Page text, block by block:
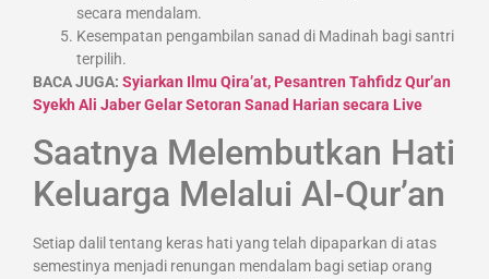
secara mendalam.
Kesempatan pengambilan sanad di Madinah bagi santri
terpilih.
BACA JUGA: Syiarkan Ilmu Qira’at, Pesantren Tahfidz Qur’an
Syekh Ali Jaber Gelar Setoran Sanad Harian secara Live
Saatnya Melembutkan Hati
Keluarga Melalui Al-Qur’an
Setiap dalil tentang keras hati yang telah dipaparkan di atas
semestinya menjadi renungan mendalam bagi setiap orang